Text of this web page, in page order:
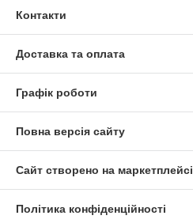
Контакти
Доставка та оплата
Графік роботи
Повна версія сайту
Сайт створено на маркетплейсі
Політика конфіденційності